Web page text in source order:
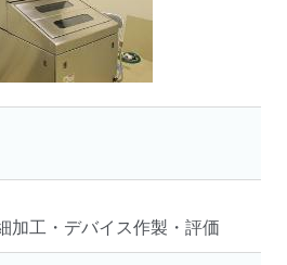
工・デバイス作製・評価